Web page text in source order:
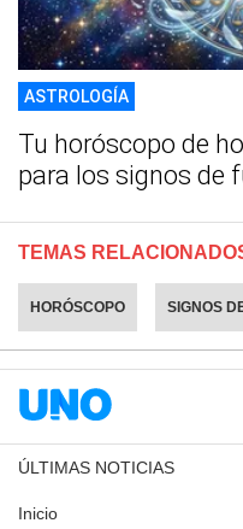
ASTROLOGÍA
Tu horóscopo de
para los signos de
TEMAS
HORÓSCOPO SIGNOS
ÚLTIMAS NOTICIAS
Inicio